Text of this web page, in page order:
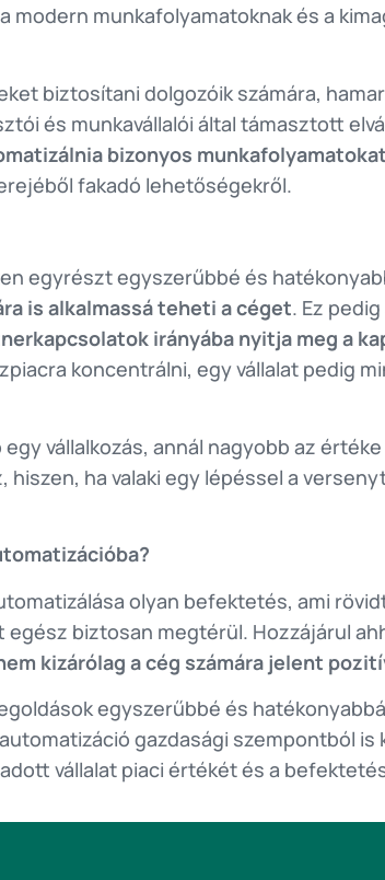
modern munkafolyamatoknak és a
biztosítani dolgozóik számára,
és munkavállalói által támasztott
bizonyos munkafolyamatokat
fakadó lehetőségekről.
egyrészt egyszerűbbé és
is alkalmassá teheti a céget. Ez
irányába nyitja meg a
koncentrálni, egy vállalat pedig
egy vállalkozás, annál nagyobb az
ha valaki egy lépéssel a
olyan befektetés, ami
biztosan megtérül. Hozzájárul
kizárólag a cég számára jelent
egyszerűbbé és
gazdasági szempontból
vállalat piaci értékét és a